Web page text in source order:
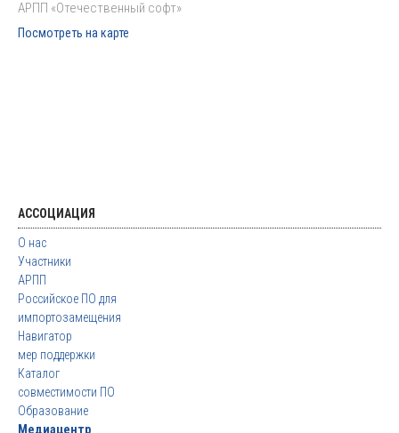
АРПП «Отечественный софт»
Посмотреть на карте
АССОЦИАЦИЯ
О нас
Участники
АРПП
Российское ПО для
импортозамещения
Навигатор
мер поддержки
Каталог
совместимости ПО
Образование
Медиацентр